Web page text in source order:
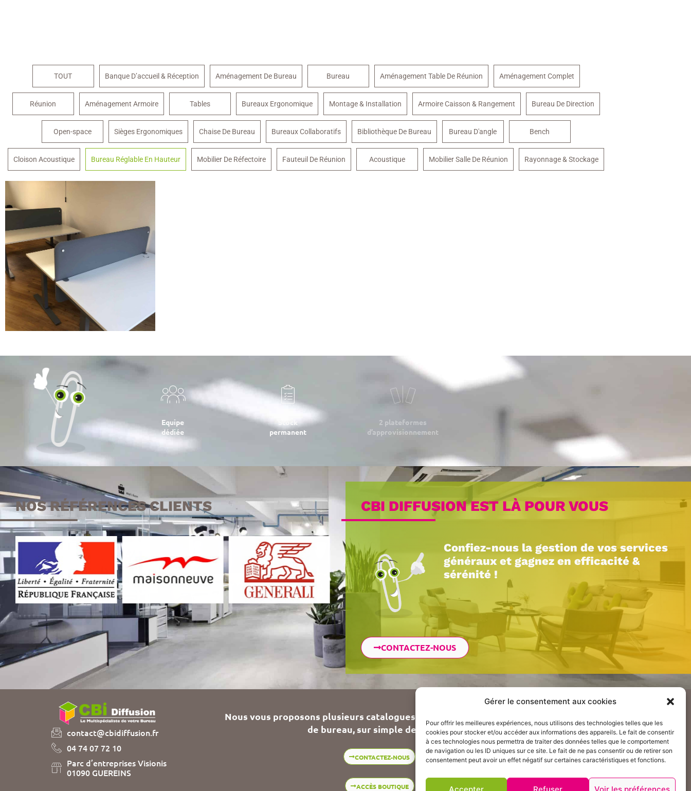
Gérer le consentement aux cookies
Pour offrir les meilleures expériences, nous utilisons des technologies telles que les
cookies pour stocker et/ou accéder aux informations des appareils. Le fait de consentir
à ces technologies nous permettra de traiter des données telles que le comportement
de navigation ou les ID uniques sur ce site. Le fait de ne pas consentir ou de retirer son
consentement peut avoir un effet négatif sur certaines caractéristiques et fonctions.
Accepter Refuser Voir les préférences
TOUT Banque D’accueil & Réception Aménagement De Bureau Bureau Aménagement Table De Réunion Aménagement Complet
Réunion Aménagement Armoire Tables Bureaux Ergonomique Montage & Installation Armoire Caisson & Rangement Bureau De Direction
Open-space Sièges Ergonomiques Chaise De Bureau Bureaux Collaboratifs Bibliothèque De Bureau Bureau D'angle Bench
Cloison Acoustique Bureau Réglable En Hauteur Mobilier De Réfectoire Fauteuil De Réunion Acoustique Mobilier Salle De Réunion Rayonnage & Stockage
Equipe
dédiée
Stock
permanent
2 plateformes
d’approvisionnement
Livraison &
installation
NOS RÉFÉRENCES CLIENTS CBI DIFFUSION EST LÀ POUR VOUS
Confiez-nous la gestion de vos services
généraux et gagnez en efficacité &
sérénité !
CONTACTEZ-NOUS
contact@cbidiffusion.fr
04 74 07 72 10
Parc d’entreprises Visionis
01090 GUEREINS
Nous vous proposons plusieurs catalogues de fournitures et mobilier
de bureau, sur simple demande !
CONTACTEZ-NOUS
ACCÈS BOUTIQUE
Suivez nos actualités :